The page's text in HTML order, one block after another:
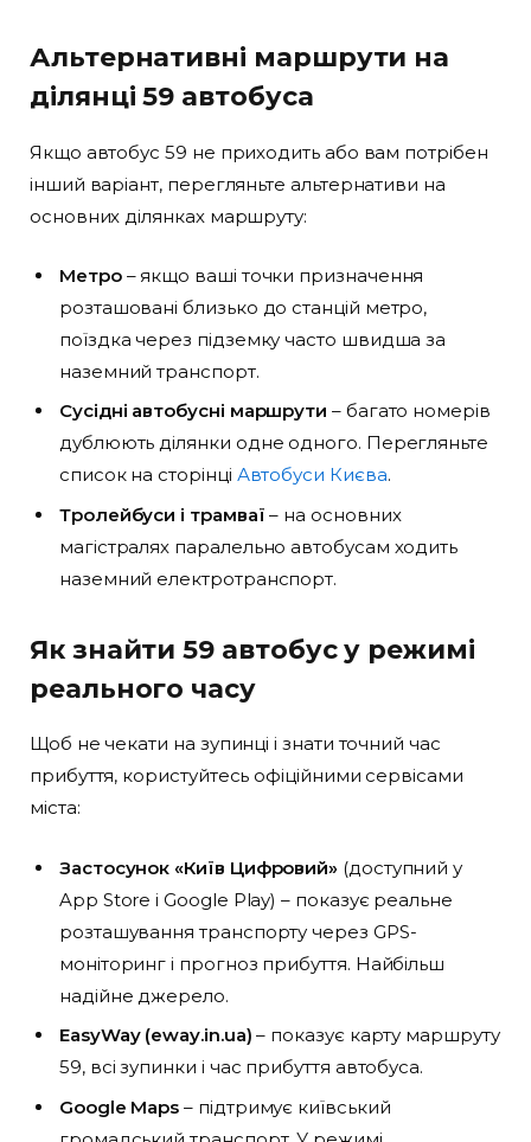
Альтернативні маршрути на
ділянці 59 автобуса
Якщо автобус 59 не приходить або вам потрібен
інший варіант, перегляньте альтернативи на
основних ділянках маршруту:
Метро– якщо ваші точки призначення
розташовані близько до станцій метро,
поїздка через підземку часто швидша за
наземний транспорт.
Сусідні автобусні маршрути – багато номерів
дублюють ділянки одне одного. Перегляньте
список на сторінці Автобуси Києва.
Тролейбуси і трамваї – на основних
магістралях паралельно автобусам ходить
наземний електротранспорт.
Як знайти 59 автобус у режимі
реального часу
Щоб не чекати на зупинці і знати точний час
прибуття, користуйтесь офіційними сервісами
міста:
Застосунок «Київ Цифровий» (доступний у
App Store і Google Play) – показує реальне
розташування транспорту через GPS-
моніторинг і прогноз прибуття. Найбільш
надійне джерело.
EasyWay (eway.in.ua) – показує карту маршруту
59, всі зупинки і час прибуття автобуса.
Google Maps – підтримує київський